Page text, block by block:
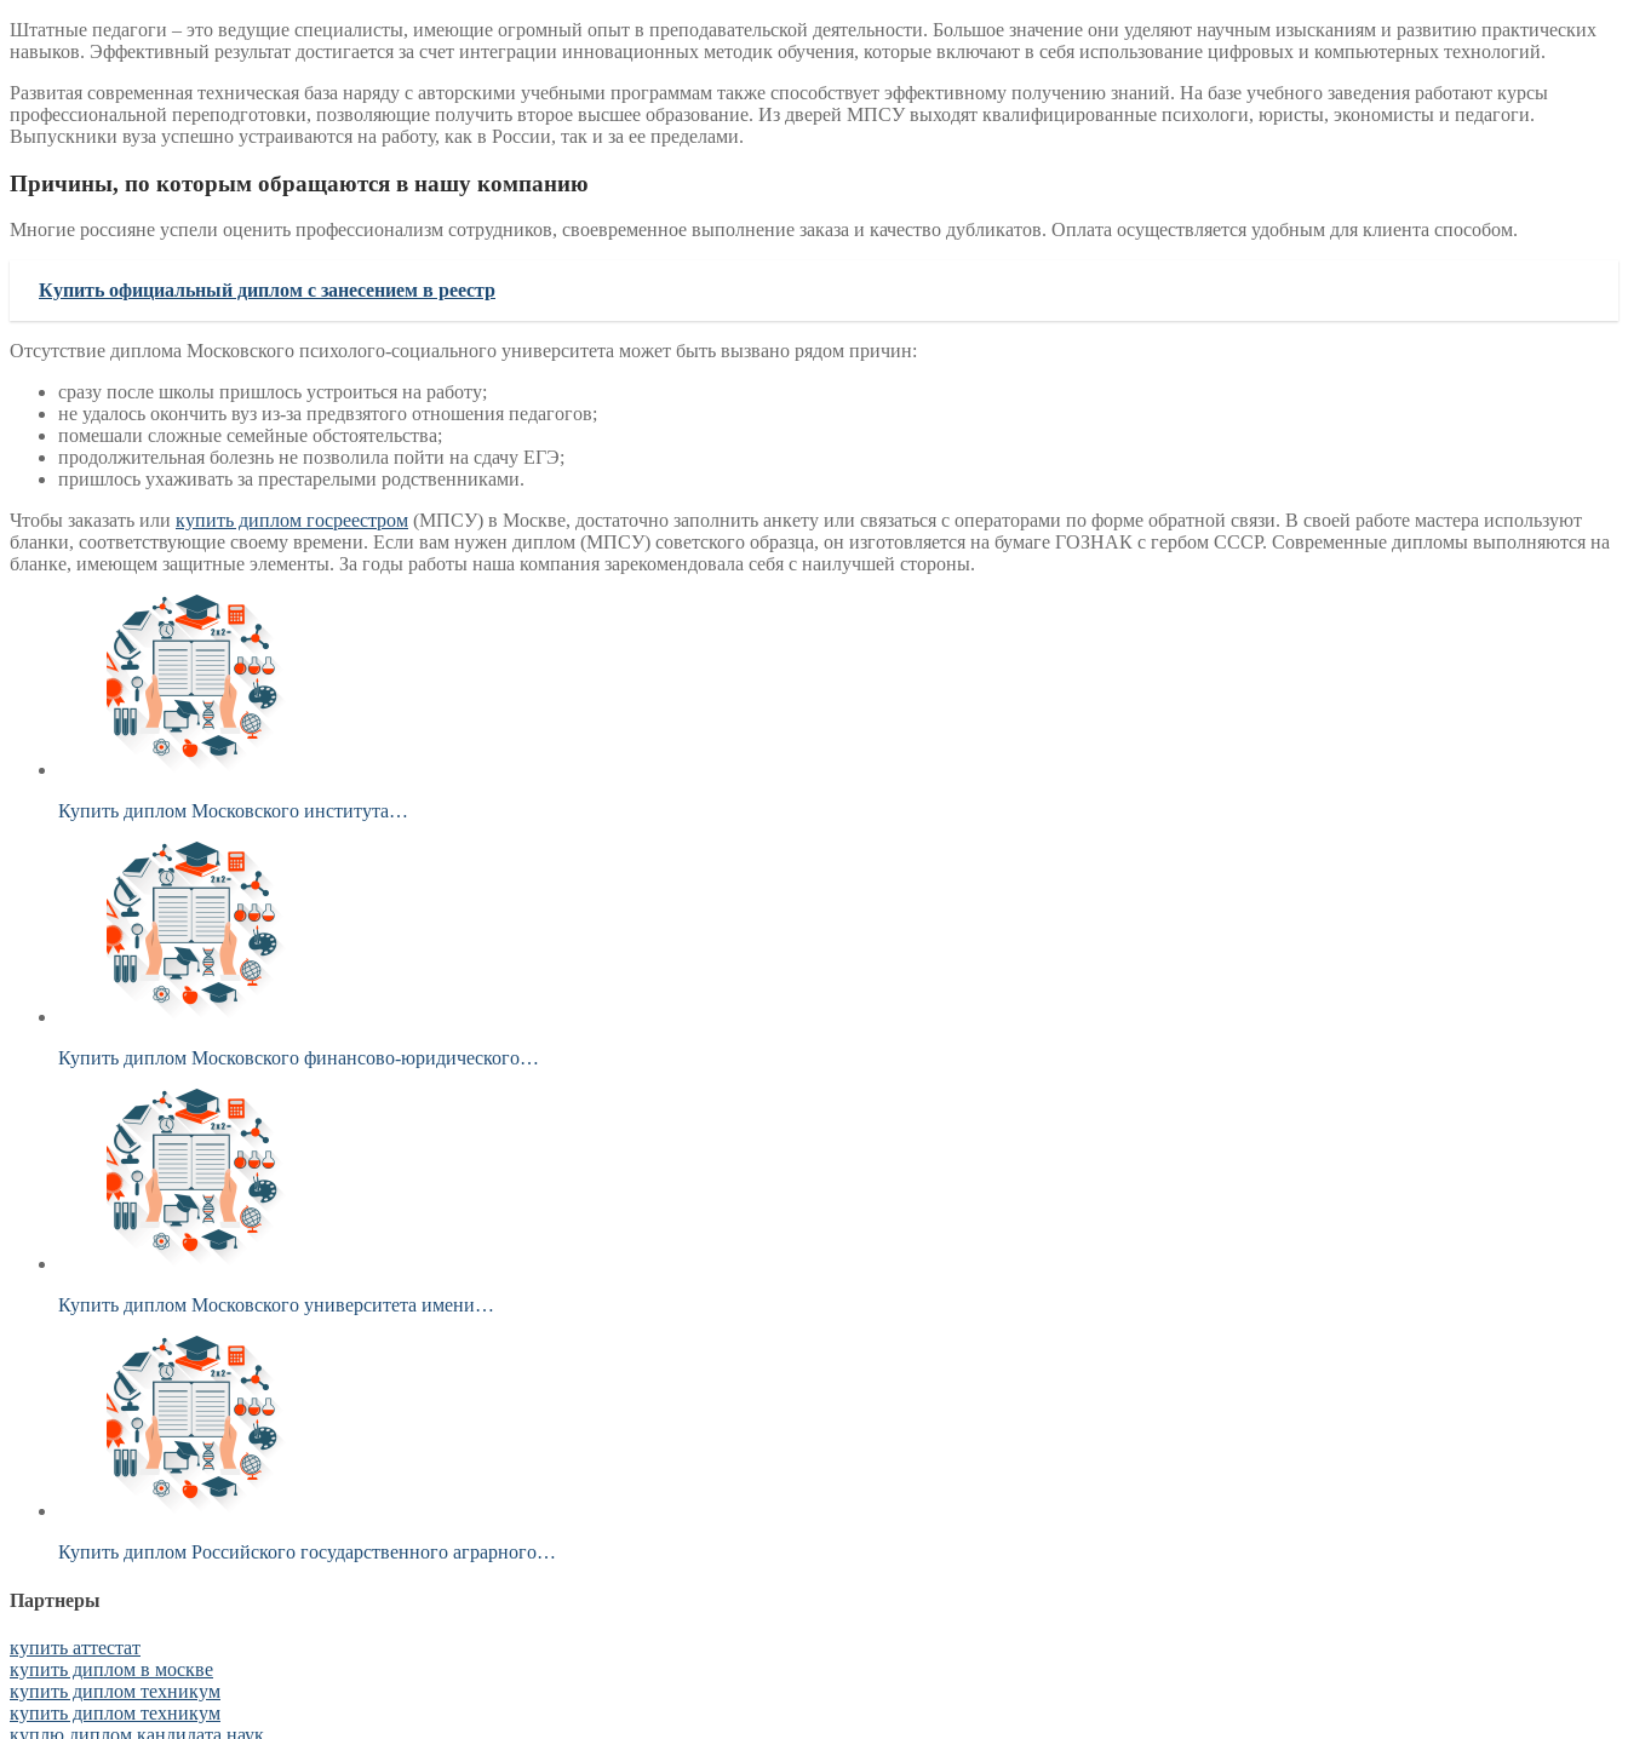
Штатные педагоги – это ведущие специалисты, имеющие огромный опыт в преподавательской деятельности. Большое значение они уделяют научным изысканиям и развитию практических
навыков. Эффективный результат достигается за счет интеграции инновационных методик обучения, которые включают в себя использование цифровых и компьютерных технологий.
Развитая современная техническая база наряду с авторскими учебными программам также способствует эффективному получению знаний. На базе учебного заведения работают курсы
профессиональной переподготовки, позволяющие получить второе высшее образование. Из дверей МПСУ выходят квалифицированные психологи, юристы, экономисты и педагоги.
Выпускники вуза успешно устраиваются на работу, как в России, так и за ее пределами.
Причины, по которым обращаются в нашу компанию
Многие россияне успели оценить профессионализм сотрудников, своевременное выполнение заказа и качество дубликатов. Оплата осуществляется удобным для клиента способом.
Купить официальный диплом с занесением в реестр
Отсутствие диплома Московского психолого-социального университета может быть вызвано рядом причин:
сразу после школы пришлось устроиться на работу;
не удалось окончить вуз из-за предвзятого отношения педагогов;
помешали сложные семейные обстоятельства;
продолжительная болезнь не позволила пойти на сдачу ЕГЭ;
пришлось ухаживать за престарелыми родственниками.
Чтобы заказать или купить диплом госреестром (МПСУ) в Москве, достаточно заполнить анкету или связаться с операторами по форме обратной связи. В своей работе мастера используют
бланки, соответствующие своему времени. Если вам нужен диплом (МПСУ) советского образца, он изготовляется на бумаге ГОЗНАК с гербом СССР. Современные дипломы выполняются на
бланке, имеющем защитные элементы. За годы работы наша компания зарекомендовала себя с наилучшей стороны.
Купить диплом Московского института…
Купить диплом Московского финансово-юридического…
Купить диплом Московского университета имени…
Купить диплом Российского государственного аграрного…
Партнеры
купить аттестат
купить диплом в москве
купить диплом техникум
купить диплом техникум
куплю диплом кандидата наук